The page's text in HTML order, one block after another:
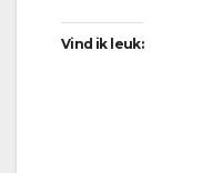
Vind ik leuk: